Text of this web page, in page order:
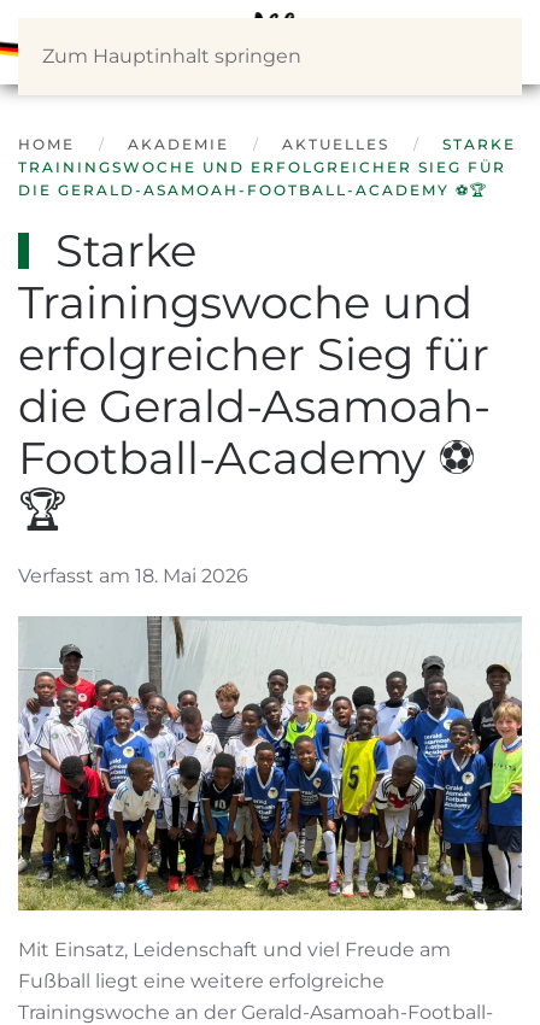
Zum Hauptinhalt springen
HOME AKADEMIE AKTUELLES
STARKE
TRAININGSWOCHE UND ERFOLGREICHER SIEG FÜR
DIE GERALD-ASAMOAH-FOOTBALL-ACADEMY ⚽🏆
Starke
Trainingswoche und
erfolgreicher Sieg für
die Gerald-Asamoah-
Football-Academy ⚽
🏆
Verfasst am 18. Mai 2026
Mit Einsatz, Leidenschaft und viel Freude am
Fußball liegt eine weitere erfolgreiche
Trainingswoche an der Gerald-Asamoah-Football-